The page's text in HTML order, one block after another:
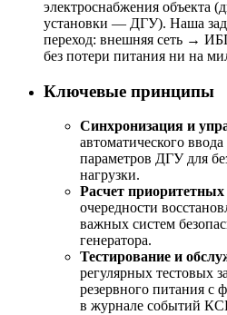
электроснабжения объекта
установки — ДГУ). Наша
переход: внешняя сеть →
без потери питания ни на
Ключевые принципы
Синхронизация и
автоматического
параметров ДГУ для
нагрузки.
Расчет
очередности
важных систем
генератора.
Тестирование и
регулярных тестовых
резервного питания с
в журнале событий